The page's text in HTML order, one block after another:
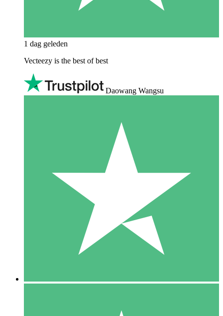
1 dag geleden
Vecteezy is the best of best
Daowang Wangsu